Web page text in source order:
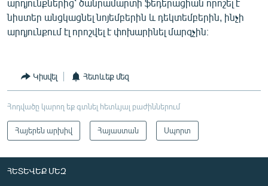
արդյունքներից՝ ծանրամարտի ֆեդերացիան որոշել է
նիստեր անցկացնել նոյեմբերին և դեկտեմբերին, ինչի
արդյունքում էլ որոշվել է փոխարինել մարզչին։
Կիսվել Հետևեք մեզ
Հոդվածը կարող եք գտնել հետևյալ բաժիններում
Հայերեն արխիվ Հայաստան Սպորտ
ՀԵՏԵՎԵՔ ՄԵԶ